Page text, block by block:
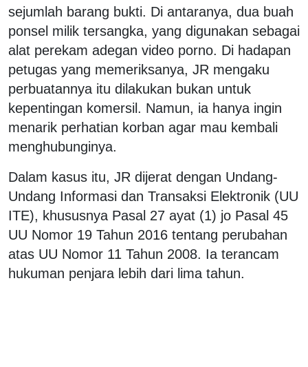
sejumlah barang bukti. Di antaranya, dua buah
ponsel milik tersangka, yang digunakan sebagai
alat perekam adegan video porno. Di hadapan
petugas yang memeriksanya, JR mengaku
perbuatannya itu dilakukan bukan untuk
kepentingan komersil. Namun, ia hanya ingin
menarik perhatian korban agar mau kembali
menghubunginya.
Dalam kasus itu, JR dijerat dengan Undang-
Undang Informasi dan Transaksi Elektronik (UU
ITE), khususnya Pasal 27 ayat (1) jo Pasal 45
UU Nomor 19 Tahun 2016 tentang perubahan
atas UU Nomor 11 Tahun 2008. Ia terancam
hukuman penjara lebih dari lima tahun.